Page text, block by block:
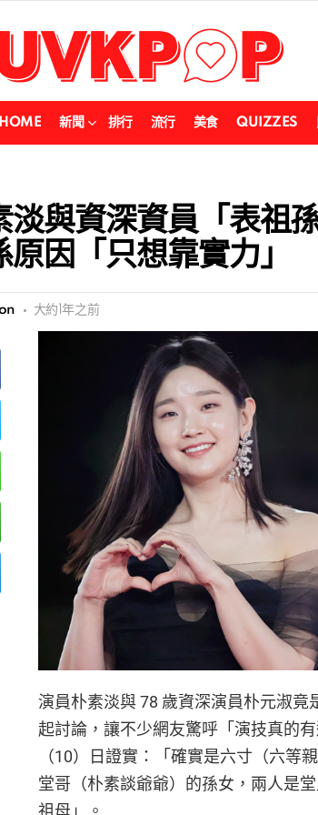
HOME 新聞 排行 流行 美食 QUIZZES
淡與資深資員「表祖
原因「只想靠實力」
大約1年之前
演員朴素淡與 78 歲資深演員朴元淑竟
起討論，讓不少網友驚呼「演技真的
（10）日證實：「確實是六寸（六等
堂哥（朴素談爺爺）的孫女，兩人是
祖母」。